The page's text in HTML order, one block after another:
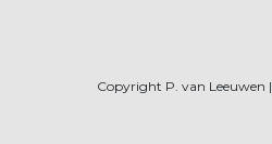
Copyright P. van Leeuwen |